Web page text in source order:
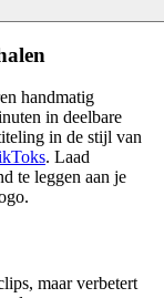
handmatig
in deelbare
in de stijl van
. Laad
te leggen aan je
maar verbetert